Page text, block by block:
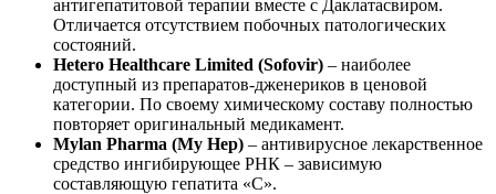
антигепатитовой терапии вместе с Даклатасвиром.
Отличается отсутствием побочных патологических
состояний.
Hetero Healthcare Limited (Sofovir) – наиболее
доступный из препаратов-дженериков в ценовой
категории. По своему химическому составу полностью
повторяет оригинальный медикамент.
Mylan Pharma (My Hep) – антивирусное лекарственное
средство ингибирующее РНК – зависимую
составляющую гепатита «С».